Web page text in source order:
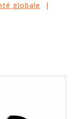
globale
|